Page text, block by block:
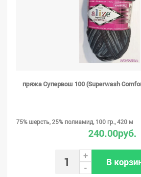
пряжа Супервош 100 (Superwash
75% шерсть, 25% полиамид, 100 гр., 420 м
240.00руб.
+
-
В